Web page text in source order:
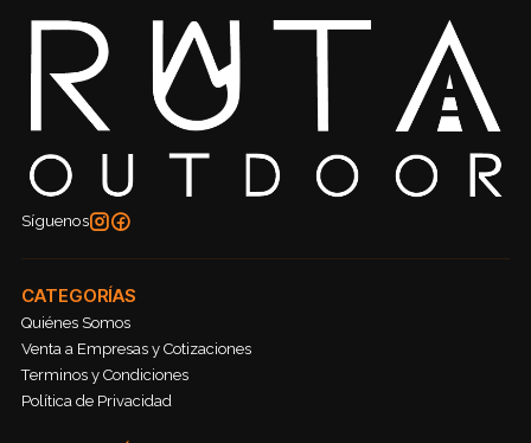
Síguenos
CATEGORÍAS
Quiénes Somos
Venta a Empresas y Cotizaciones
Terminos y Condiciones
Política de Privacidad